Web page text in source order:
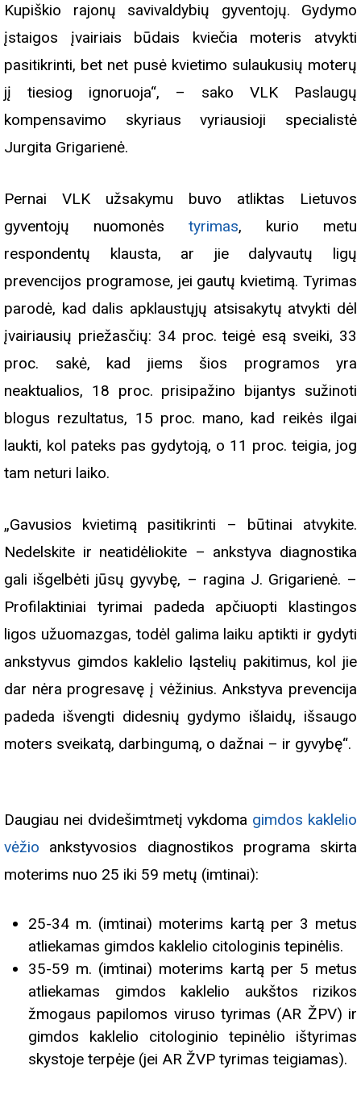
Kupiškio rajonų savivaldybių gyventojų. Gydymo
įstaigos įvairiais būdais kviečia moteris atvykti
pasitikrinti, bet net pusė kvietimo sulaukusių moterų
jį tiesiog ignoruoja“, – sako VLK Paslaugų
kompensavimo skyriaus vyriausioji specialistė
Jurgita Grigarienė.
Pernai VLK užsakymu buvo atliktas Lietuvos
gyventojų nuomonės
tyrimas, kurio metu
respondentų klausta, ar jie dalyvautų ligų
prevencijos programose, jei gautų kvietimą. Tyrimas
parodė, kad dalis apklaustųjų atsisakytų atvykti dėl
įvairiausių priežasčių: 34 proc. teigė esą sveiki, 33
proc. sakė, kad jiems šios programos yra
neaktualios, 18 proc. prisipažino bijantys sužinoti
blogus rezultatus, 15 proc. mano, kad reikės ilgai
laukti, kol pateks pas gydytoją, o 11 proc. teigia, jog
tam neturi laiko.
„Gavusios kvietimą pasitikrinti – būtinai atvykite.
Nedelskite ir neatidėliokite – ankstyva diagnostika
gali išgelbėti jūsų gyvybę, – ragina J. Grigarienė. –
Profilaktiniai tyrimai padeda apčiuopti klastingos
ligos užuomazgas, todėl galima laiku aptikti ir gydyti
ankstyvus gimdos kaklelio ląstelių pakitimus, kol jie
dar nėra progresavę į vėžinius. Ankstyva prevencija
padeda išvengti didesnių gydymo išlaidų, išsaugo
moters sveikatą, darbingumą, o dažnai – ir gyvybę“.
Daugiau nei dvidešimtmetį vykdoma gimdos kaklelio
vėžio
ankstyvosios diagnostikos programa skirta
moterims nuo 25 iki 59 metų (imtinai):
25-34 m. (imtinai) moterims kartą per 3 metus
atliekamas gimdos kaklelio citologinis tepinėlis.
35-59 m. (imtinai) moterims kartą per 5 metus
atliekamas gimdos kaklelio aukštos rizikos
žmogaus papilomos viruso tyrimas (AR ŽPV) ir
gimdos kaklelio citologinio tepinėlio ištyrimas
skystoje terpėje (jei AR ŽVP tyrimas teigiamas).